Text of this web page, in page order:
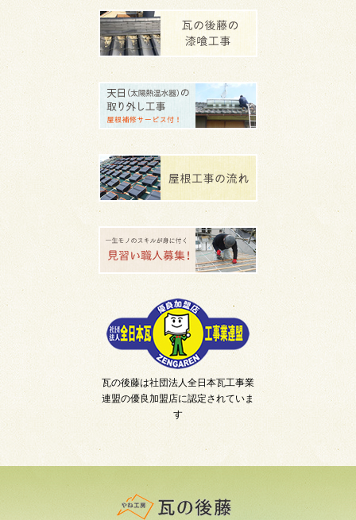
瓦の後藤は社団法人全日本瓦工事業
連盟の優良加盟店に認定されていま
す